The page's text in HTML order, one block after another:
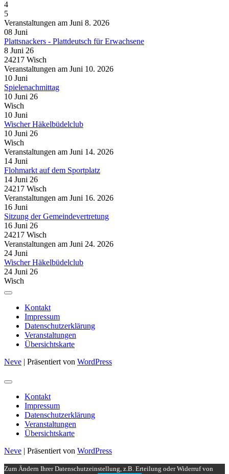
4
5
Veranstaltungen am Juni 8. 2026
08 Juni
Plattsnackers - Plattdeutsch für Erwachsene
8 Juni 26
24217 Wisch
Veranstaltungen am Juni 10. 2026
10 Juni
Spielenachmittag
10 Juni 26
Wisch
10 Juni
Wischer Häkelbüdelclub
10 Juni 26
Wisch
Veranstaltungen am Juni 14. 2026
14 Juni
Flohmarkt auf dem Sportplatz
14 Juni 26
24217 Wisch
Veranstaltungen am Juni 16. 2026
16 Juni
Sitzung der Gemeindevertretung
16 Juni 26
24217 Wisch
Veranstaltungen am Juni 24. 2026
24 Juni
Wischer Häkelbüdelclub
24 Juni 26
Wisch
Kontakt
Impressum
Datenschutzerklärung
Veranstaltungen
Übersichtskarte
Neve | Präsentiert von WordPress
Kontakt
Impressum
Datenschutzerklärung
Veranstaltungen
Übersichtskarte
Neve | Präsentiert von WordPress
Zum Ändern Ihrer Datenschutzeinstellung, z.B. Erteilung oder Widerruf von